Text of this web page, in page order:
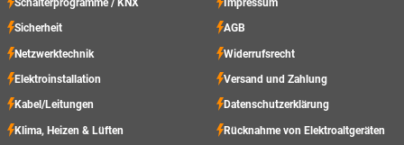
Schalterprogramme / KNX
Sicherheit
Netzwerktechnik
Elektroinstallation
Kabel/Leitungen
Klima, Heizen & Lüften
Impressum
AGB
Widerrufsrecht
Versand und Zahlung
Datenschutzerklärung
Rücknahme von Elektroaltgeräten